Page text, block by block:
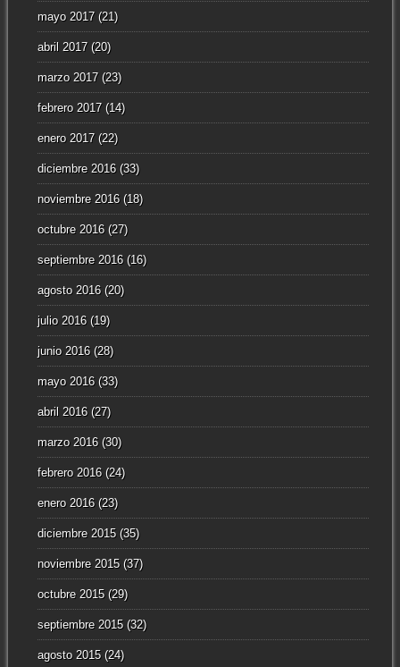
mayo 2017(21)
abril 2017(20)
marzo 2017(23)
febrero 2017(14)
enero 2017(22)
diciembre 2016(33)
noviembre 2016(18)
octubre 2016(27)
septiembre 2016(16)
agosto 2016(20)
julio 2016(19)
junio 2016(28)
mayo 2016(33)
abril 2016(27)
marzo 2016(30)
febrero 2016(24)
enero 2016(23)
diciembre 2015(35)
noviembre 2015(37)
octubre 2015(29)
septiembre 2015(32)
agosto 2015(24)